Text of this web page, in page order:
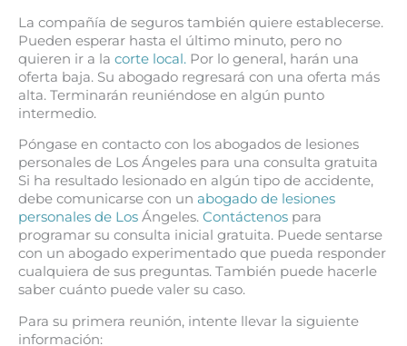
La compañía de seguros también quiere establecerse.
Pueden esperar hasta el último minuto, pero no
quieren ir a la corte local. Por lo general, harán una
oferta baja. Su abogado regresará con una oferta más
alta. Terminarán reuniéndose en algún punto
intermedio.
Póngase en contacto con los abogados de lesiones
personales de Los Ángeles para una consulta gratuita
Si ha resultado lesionado en algún tipo de accidente,
debe comunicarse con un abogado de lesiones
personales de Los Ángeles. Contáctenos para
programar su consulta inicial gratuita. Puede sentarse
con un abogado experimentado que pueda responder
cualquiera de sus preguntas. También puede hacerle
saber cuánto puede valer su caso.
Para su primera reunión, intente llevar la siguiente
información: